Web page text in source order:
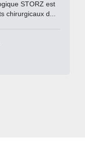
STORZ est
chirurgicaux d...